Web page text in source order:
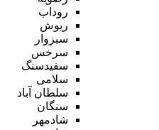
روداب
ریوش
سبزوار
سرخس
سفیدسنگ
سلامی
سلطان آباد
سنگان
شادمهر